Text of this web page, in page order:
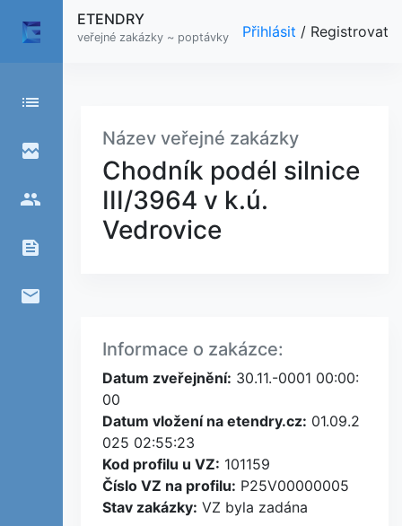
list
broken_image
people
feed
email
ETENDRY
veřejné zakázky ~ poptávky Přihlásit / Registrovat
Název veřejné zakázky
Chodník podél silnice
III/3964 v k.ú.
Vedrovice
Informace o zakázce:
Datum zveřejnění: 30.11.-0001 00:00:
00
Datum vložení na etendry.cz: 01.09.2
025 02:55:23
Kod profilu u VZ: 101159
Číslo VZ na profilu: P25V00000005
Stav zakázky: VZ byla zadána